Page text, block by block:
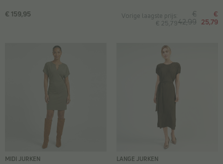
€ 159,95
Vorige laagste prijs:
€ 25,79
€
42,99
€
25,79
MIDI JURKEN LANGE JURKEN